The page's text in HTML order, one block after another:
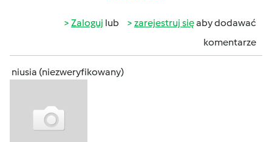
Zaloguj lub zarejestruj sięaby dodawać
komentarze
niusia (niezweryfikowany)